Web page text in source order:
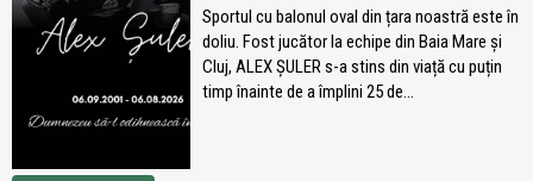
Sportul cu balonul oval din țara noastră este în
doliu. Fost jucător la echipe din Baia Mare și
Cluj, ALEX ȘULER s-a stins din viață cu puțin
timp înainte de a împlini 25 de...